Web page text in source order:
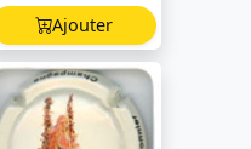
Ajouter